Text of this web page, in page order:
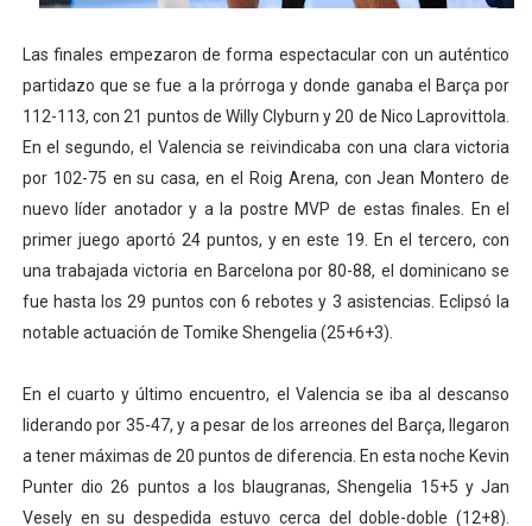
Las finales empezaron de forma espectacular con un auténtico
partidazo que se fue a la prórroga y donde ganaba el Barça por
112-113, con 21 puntos de Willy Clyburn y 20 de Nico Laprovittola.
En el segundo, el Valencia se reivindicaba con una clara victoria
por 102-75 en su casa, en el Roig Arena, con Jean Montero de
nuevo líder anotador y a la postre MVP de estas finales. En el
primer juego aportó 24 puntos, y en este 19. En el tercero, con
una trabajada victoria en Barcelona por 80-88, el dominicano se
fue hasta los 29 puntos con 6 rebotes y 3 asistencias. Eclipsó la
notable actuación de Tomike Shengelia (25+6+3).
En el cuarto y último encuentro, el Valencia se iba al descanso
liderando por 35-47, y a pesar de los arreones del Barça, llegaron
a tener máximas de 20 puntos de diferencia. En esta noche Kevin
Punter dio 26 puntos a los blaugranas, Shengelia 15+5 y Jan
Vesely en su despedida estuvo cerca del doble-doble (12+8).